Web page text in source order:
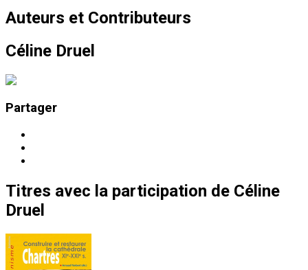
Auteurs et Contributeurs
Céline Druel
Partager
Titres avec la participation de Céline
Druel